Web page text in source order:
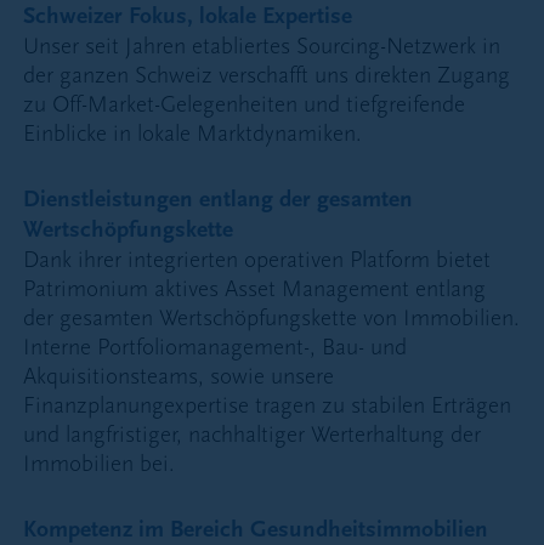
Schweizer Fokus, lokale Expertise
Unser seit Jahren etabliertes Sourcing-Netzwerk in
der ganzen Schweiz verschafft uns direkten Zugang
zu Off-Market-Gelegenheiten und tiefgreifende
Einblicke in lokale Marktdynamiken.
Dienstleistungen entlang der gesamten
Wertschöpfungskette
Dank ihrer integrierten operativen Platform bietet
Patrimonium aktives Asset Management entlang
der gesamten Wertschöpfungskette von Immobilien.
Interne Portfoliomanagement-, Bau- und
Akquisitionsteams, sowie unsere
Finanzplanungexpertise tragen zu stabilen Erträgen
und langfristiger, nachhaltiger Werterhaltung der
Immobilien bei.
Kompetenz im Bereich Gesundheitsimmobilien